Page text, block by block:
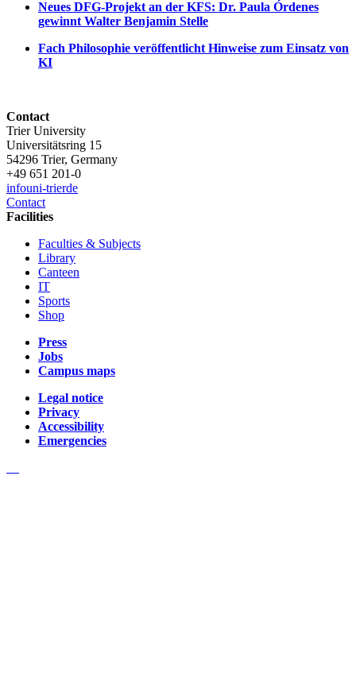
Neues DFG-Projekt an der KFS: Dr. Paula Órdenes
gewinnt Walter Benjamin Stelle
Fach Philosophie veröffentlicht Hinweise zum Einsatz von
KI
Contact
Trier University
Universitätsring 15
54296 Trier, Germany
+49 651 201-0
infouni-trierde
Contact
Facilities
Faculties & Subjects
Library
Canteen
IT
Sports
Shop
Press
Jobs
Campus maps
Legal notice
Privacy
Accessibility
Emergencies